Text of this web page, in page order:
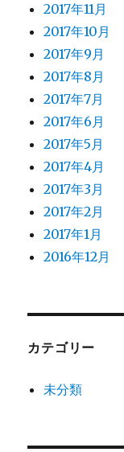
2017年11月
2017年10月
2017年9月
2017年8月
2017年7月
2017年6月
2017年5月
2017年4月
2017年3月
2017年2月
2017年1月
2016年12月
カテゴリー
未分類